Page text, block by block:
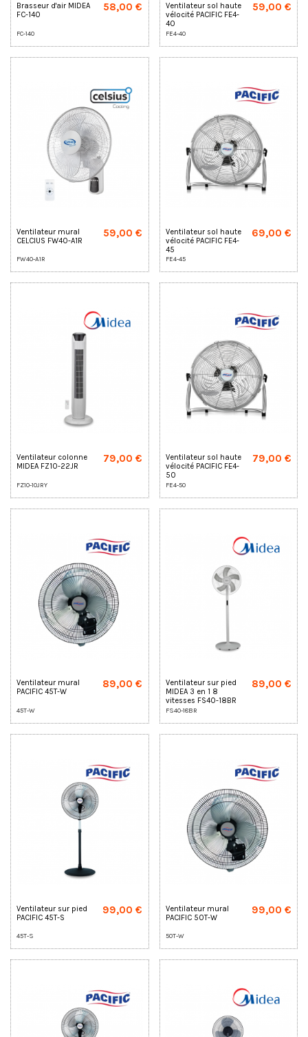
Brasseur d'air MIDEA
FC-140
FC-140
58,00 €
Ventilateur sol haute
vélocité PACIFIC FE4-
40
FE4-40
59,00 €
Ventilateur mural
CELCIUS FW40-A1R
FW40-A1R
59,00 €
Ventilateur sol haute
vélocité PACIFIC FE4-
45
FE4-45
69,00 €
Ventilateur colonne
MIDEA FZ10-22JR
FZ10-10JRY
79,00 €
Ventilateur sol haute
vélocité PACIFIC FE4-
50
FE4-50
79,00 €
Ventilateur mural
PACIFIC 45T-W
45T-W
89,00 €
Ventilateur sur pied
MIDEA 3 en 1 8
vitesses FS40-18BR
FS40-18BR
89,00 €
Ventilateur sur pied
PACIFIC 45T-S
45T-S
99,00 €
Ventilateur mural
PACIFIC 50T-W
50T-W
99,00 €